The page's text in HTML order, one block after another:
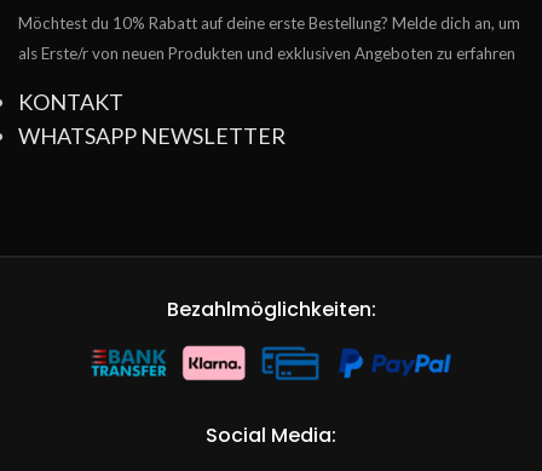
Möchtest du 10% Rabatt auf deine erste Bestellung? Melde dich an, um
als Erste/r von neuen Produkten und exklusiven Angeboten zu erfahren
KONTAKT
WHATSAPP NEWSLETTER
Bezahlmöglichkeiten:
Social Media: